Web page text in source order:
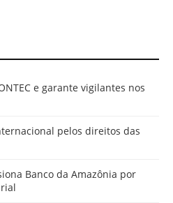
e garante vigilantes nos
pelos direitos das
Banco da Amazônia por